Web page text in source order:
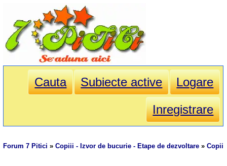
Cauta Subiecte active
Logare
Inregistrare
Forum 7 Pitici »Copiii - Izvor de bucurie - Etape de dezvoltare »Copii